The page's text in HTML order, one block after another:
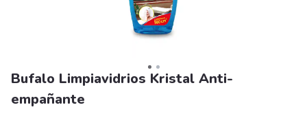
Bufalo Limpiavidrios Kristal Anti-
empañante